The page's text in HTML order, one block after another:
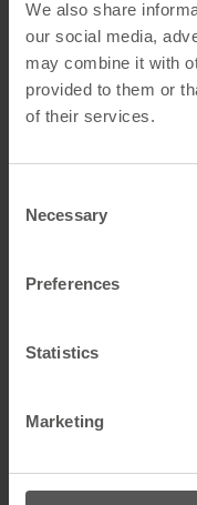
We also share
our social media,
may combine it with
provided to them or
of their services.
Selection
Necessary
Preferences
Statistics
Marketing
Mehr anzeigen
Lüftungsprofil Alu